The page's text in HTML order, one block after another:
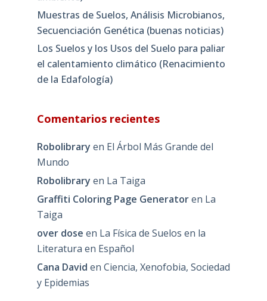
Muestras de Suelos, Análisis Microbianos,
Secuenciación Genética (buenas noticias)
Los Suelos y los Usos del Suelo para paliar
el calentamiento climático (Renacimiento
de la Edafología)
Comentarios recientes
Robolibrary en El Árbol Más Grande del
Mundo
Robolibrary en La Taiga
Graffiti Coloring Page Generatoren La
Taiga
over dose en La Física de Suelos en la
Literatura en Español
Cana David en Ciencia, Xenofobia, Sociedad
y Epidemias